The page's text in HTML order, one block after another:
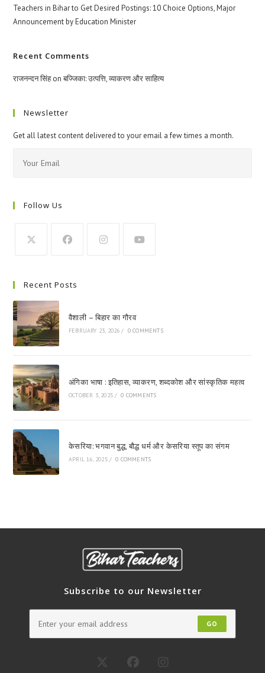
Teachers in Bihar to Get Desired Postings: 10 Choice Options, Major
Announcement by Education Minister
Recent Comments
राजनन्दन सिंहonबज्जिका: उत्पत्ति, व्याकरण और साहित्य
Newsletter
Get all latest content delivered to your email a few times a month.
Follow Us
Recent Posts
वैशाली – बिहार का गौरव
FEBRUARY 23, 2026 / 0 COMMENTS
अंगिका भाषा : इतिहास, व्याकरण, शब्दकोश और सांस्कृतिक महत्व
OCTOBER 3, 2025 / 0 COMMENTS
केसरिया: भगवान बुद्ध, बौद्ध धर्म और केसरिया स्तूप का संगम
APRIL 16, 2025 / 0 COMMENTS
Subscribe to our Newsletter
GO